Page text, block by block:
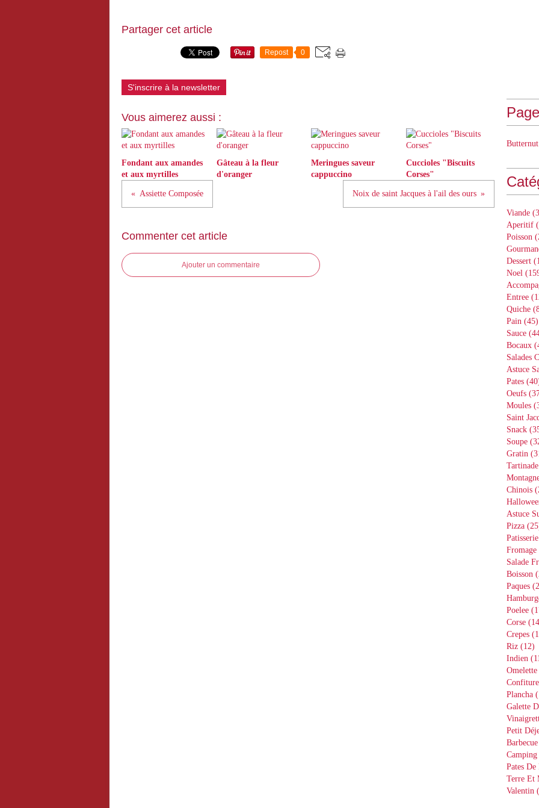
Partager cet article
Repost 0
S'inscrire à la newsletter
Vous aimerez aussi :
Fondant aux amandes
et aux myrtilles
Gâteau à la fleur
d'oranger
Meringues saveur
cappuccino
Cuccioles "Biscuits
Corses"
Assiette Composée Noix de saint Jacques à l'ail des ours
Commenter cet article
Ajouter un commentaire
Viande
Aperitif
Poisson
Dessert
Noel
Entree
Quiche
Pain (45)
Sauce
Bocaux
Salades
Astuce
Pates
Oeufs
Moules
Saint
Snack
Soupe
Gratin
Tartinade
Chinois
Astuce
Pizza
Patisserie
Fromage
Salade
Boisson
Paques
Poelee
Corse
Crepes
Riz (12)
Indien
Omelette
Confiture
Plancha
Galette
Petit
Barbecue
Camping
Pates
Terre Et
Valentin